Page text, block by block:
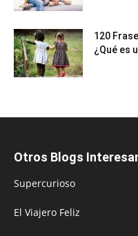
120
¿Qué es
Otros Blogs
Supercurioso
El Viajero Feliz